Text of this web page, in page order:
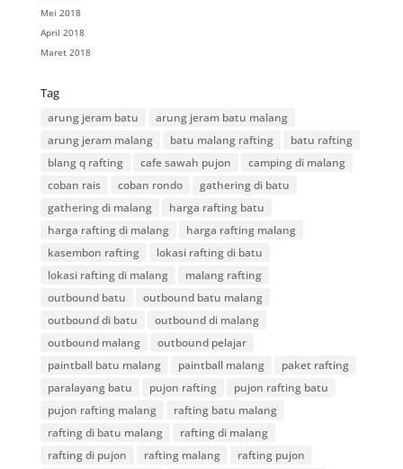
Mei 2018
April 2018
Maret 2018
Tag
arung jeram batu
arung jeram batu malang
arung jeram malang
batu malang rafting
batu rafting
blang q rafting
cafe sawah pujon
camping di malang
coban rais
coban rondo
gathering di batu
gathering di malang
harga rafting batu
harga rafting di malang
harga rafting malang
kasembon rafting
lokasi rafting di batu
lokasi rafting di malang
malang rafting
outbound batu
outbound batu malang
outbound di batu
outbound di malang
outbound malang
outbound pelajar
paintball batu malang
paintball malang
paket rafting
paralayang batu
pujon rafting
pujon rafting batu
pujon rafting malang
rafting batu malang
rafting di batu malang
rafting di malang
rafting di pujon
rafting malang
rafting pujon